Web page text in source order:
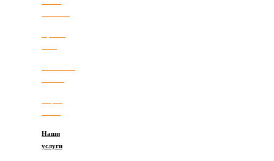
Наши
услуги